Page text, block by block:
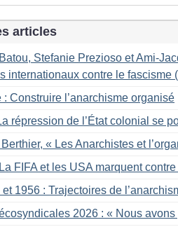
articles
Stefanie Prezioso et Ami-
internationaux contre le fascisme
: Construire l’anarchisme organisé
répression de l’État colonial se
« Les Anarchistes et
FIFA et les USA marquent
et 1956 : Trajectoires de
2026 : « Nous avons